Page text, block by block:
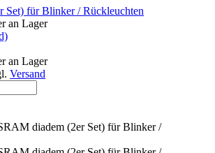
Set) für Blinker / Rückleuchten
an Lager
an Lager
Versand